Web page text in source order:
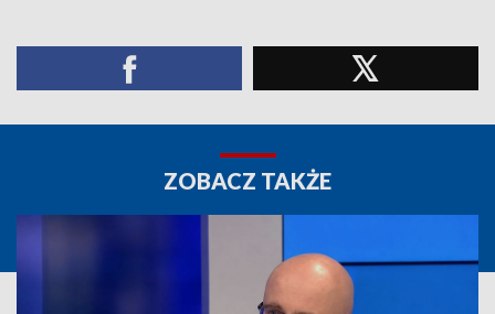
ZOBACZ TAKŻE